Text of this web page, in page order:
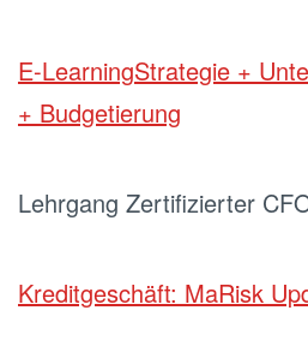
E-LearningStrategie +
+ Budgetierung
Lehrgang Zertifizierter
Kreditgeschäft: MaRisk